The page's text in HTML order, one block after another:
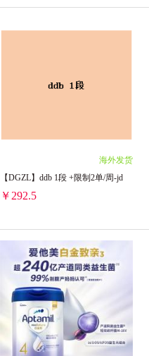
海外发货
【DGZL】ddb 1段 +限制2单/周-jd
￥292.5
【DGZL】ddb 1段 +限制2单/周-jd
2罐装 ￥585(￥292.5/单罐)